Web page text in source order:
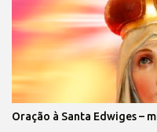
Oração à Santa Edwiges –